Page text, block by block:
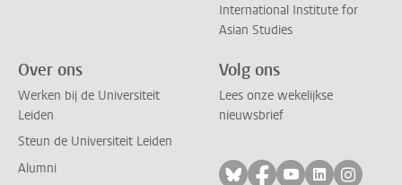
International Institute for
Asian Studies
Over ons
Werken bij de Universiteit
Leiden
Steun de Universiteit Leiden
Alumni
Volg ons
Lees onze wekelijkse
nieuwsbrief
Volg ons op bluesky
Volg ons op
Volg ons op
Volg ons
Volg